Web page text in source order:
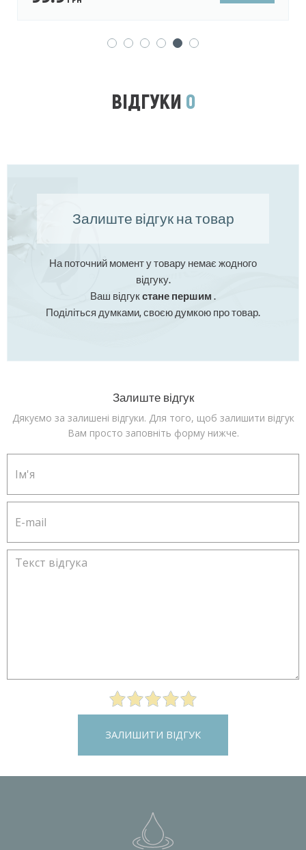
ВІДГУКИ 0
Залиште відгук на товар
На поточний момент у товару немає жодного
відгуку.
Ваш відгукстане першим .
Поділіться думками, своєю думкою про товар.
Залиште відгук
Дякуємо за залишені відгуки. Для того, щоб залишити відгук
Вам просто заповніть форму нижче.
ЗАЛИШИТИ ВІДГУК